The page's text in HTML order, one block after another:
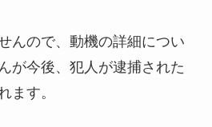
んので、動機の詳細につい
が今後、犯人が逮捕された
ます。